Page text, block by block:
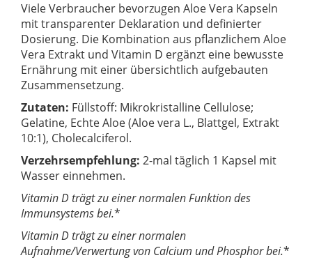
Viele Verbraucher bevorzugen Aloe Vera Kapseln
mit transparenter Deklaration und definierter
Dosierung. Die Kombination aus pflanzlichem Aloe
Vera Extrakt und Vitamin D ergänzt eine bewusste
Ernährung mit einer übersichtlich aufgebauten
Zusammensetzung.
Zutaten: Füllstoff: Mikrokristalline Cellulose;
Gelatine, Echte Aloe (Aloe vera L., Blattgel, Extrakt
10:1), Cholecalciferol.
Verzehrsempfehlung: 2-mal täglich 1 Kapsel mit
Wasser einnehmen.
Vitamin D trägt zu einer normalen Funktion des
Immunsystems bei.*
Vitamin D trägt zu einer normalen
Aufnahme/Verwertung von Calcium und Phosphor bei.*